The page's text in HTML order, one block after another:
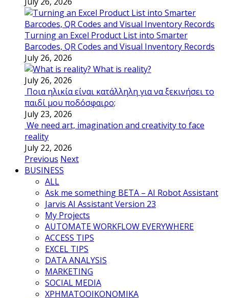
Turning an Excel Product List into Smarter
Barcodes, QR Codes and Visual Inventory Records
July 26, 2026
What is reality?
July 26, 2026
Ποια ηλικία είναι κατάλληλη για να ξεκινήσει το
παιδί μου ποδόσφαιρο;
July 23, 2026
We need art, imagination and creativity to face
reality
July 22, 2026
Previous Next
BUSINESS
ALL
Ask me something BETA – AI Robot Assistant
Jarvis AI Assistant Version 23
My Projects
AUTOMATE WORKFLOW EVERYWHERE
ACCESS TIPS
EXCEL TIPS
DATA ANALYSIS
MARKETING
SOCIAL MEDIA
ΧΡΗΜΑΤΟΟΙΚΟΝΟΜΙΚΑ